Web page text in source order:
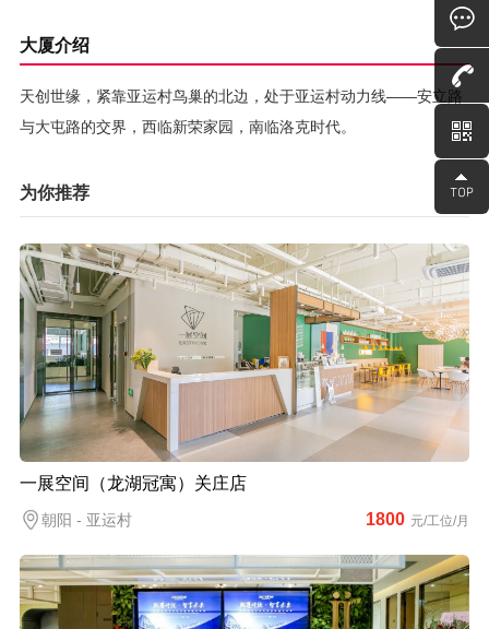
大厦介绍
天创世缘，紧靠亚运村鸟巢的北边，处于亚运村动力线——安立路
与大屯路的交界，西临新荣家园，南临洛克时代。
为你推荐
一展空间（龙湖冠寓）关庄店
朝阳 - 亚运村 1800 元/工位/月